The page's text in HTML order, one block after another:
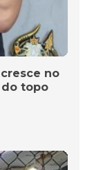
no
do topo